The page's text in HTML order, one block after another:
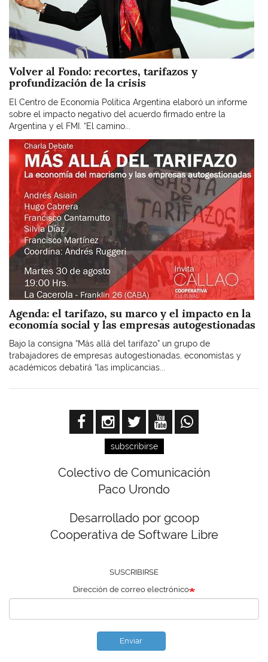
Volver al Fondo: recortes, tarifazos y
profundización de la crisis
El Centro de Economía Política Argentina elaboró un informe
sobre el impacto negativo del acuerdo firmado entre la
Argentina y el FMI. “El camino...
Imagen
Agenda: el tarifazo, su marco y el impacto en la
economía social y las empresas autogestionadas
Bajo la consigna “Más allá del tarifazo” un grupo de
trabajadores de empresas autogestionadas, economistas y
académicos debatirá “las implicancias...
subscribirse
Colectivo de Comunicación
Paco Urondo
Desarrollado por gcoop
Cooperativa de Software Libre
SUSCRIBIRSE
Dirección de correo electrónico
Enviar